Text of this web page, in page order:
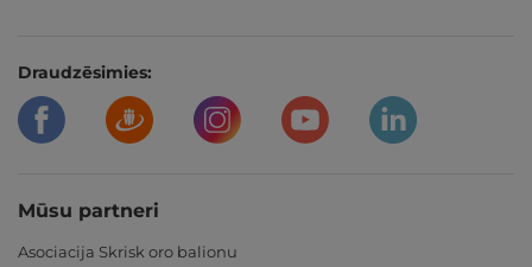
Draudzēsimies:
Mūsu partneri
Asociacija Skrisk oro balionu